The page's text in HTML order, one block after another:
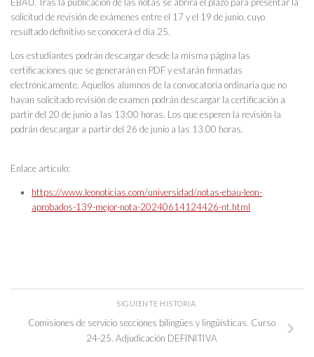
solicitud de revisión de exámenes entre el 17 y el 19 de junio, cuyo
resultado definitivo se conocerá el día 25.
Los estudiantes podrán descargar desde la misma página las
certificaciones que se generarán en PDF y estarán firmadas
electrónicamente. Aquellos alumnos de la convocatoria ordinaria que no
hayan solicitado revisión de examen podrán descargar la certificación a
partir del 20 de junio a las 13:00 horas. Los que esperen la revisión la
podrán descargar a partir del 26 de junio a las 13.00 horas.
Enlace artículo:
https://www.leonoticias.com/universidad/notas-ebau-leon-
aprobados-139-mejor-nota-20240614124426-nt.html
SIGUIENTE HISTORIA
Comisiones de servicio secciones bilingües y lingüísticas. Curso
24-25. Adjudicación DEFINITIVA